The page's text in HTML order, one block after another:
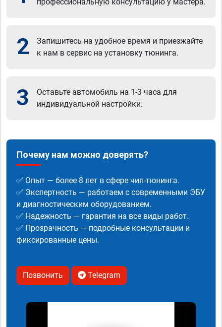
2
Запишитесь на удобное время и приезжайте
к нам в сервис на установку тюнинга.
3
Оставьте автомобиль на 1-3 часа для
индивидуальной настройки.
Почему нам можно доверять?
✅ Опыт — более 8 лет в сфере чип-тюнинга.
✅ Экспертность — работаем с современными ЭБУ
и диагностическим оборудованием.
✅ Надежность — гарантия на все виды работ.
✅ Прозрачность — подробные консультации и
фиксированные цены.
Позвонить Telegram